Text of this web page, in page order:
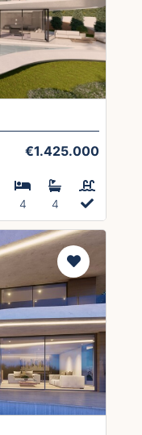
€1.425.000
4 4